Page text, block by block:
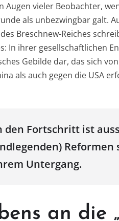
vieler Beobachter,
als unbezwingbar galt.
Breschnew-Reiches
In ihrer gesellschaftlichen
Gebilde dar, das sich
als auch gegen die USA
den Fortschritt ist
Reformen
Untergang.
an die